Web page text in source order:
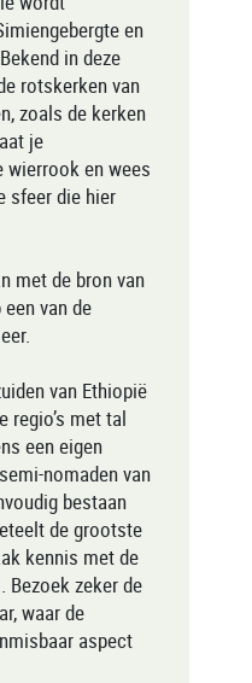
en
in deze
rotskerken van
zoals de kerken
je
wierrook en wees
sfeer die hier
met de bron van
van de
van Ethiopië
regio’s met tal
een eigen
nomaden van
bestaan
de grootste
kennis met de
Bezoek zeker de
waar de
aspect